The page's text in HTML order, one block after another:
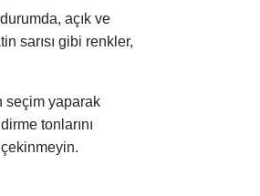
açık ve
sarısı gibi renkler,
seçim yaparak
tonlarını